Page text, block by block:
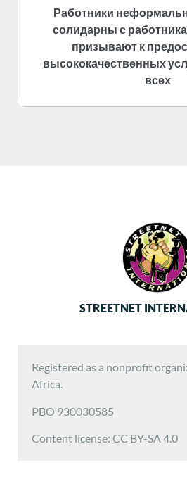
Работники
солидарны с
призывают к
высококачественных
всех
STREETNET
Registered as a nonprofit
Africa.
PBO 930030585
Content license: CC BY-SA 4.0